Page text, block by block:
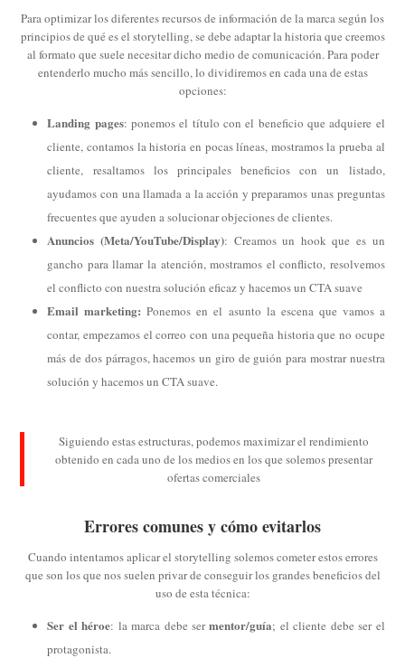
Para optimizar los diferentes recursos de información de la marca según los
principios de qué es el storytelling, se debe adaptar la historia que creemos
al formato que suele necesitar dicho medio de comunicación. Para poder
entenderlo mucho más sencillo, lo dividiremos en cada una de estas
opciones:
Landing pages: ponemos el título con el beneficio que adquiere el
cliente, contamos la historia en pocas líneas, mostramos la prueba al
cliente, resaltamos los principales beneficios con un listado,
ayudamos con una llamada a la acción y preparamos unas preguntas
frecuentes que ayuden a solucionar objeciones de clientes.
Anuncios (Meta/YouTube/Display): Creamos un hook que es un
gancho para llamar la atención, mostramos el conflicto, resolvemos
el conflicto con nuestra solución eficaz y hacemos un CTA suave
Email marketing: Ponemos en el asunto la escena que vamos a
contar, empezamos el correo con una pequeña historia que no ocupe
más de dos párragos, hacemos un giro de guión para mostrar nuestra
solución y hacemos un CTA suave.
Siguiendo estas estructuras, podemos maximizar el rendimiento
obtenido en cada uno de los medios en los que solemos presentar
ofertas comerciales
Errores comunes y cómo evitarlos
Cuando intentamos aplicar el storytelling solemos cometer estos errores
que son los que nos suelen privar de conseguir los grandes beneficios del
uso de esta técnica:
Ser el héroe: la marca debe sermentor/guía; el cliente debe ser el
protagonista.